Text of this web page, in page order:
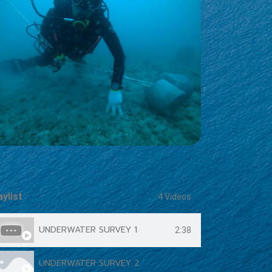
4 Videos
UNDERWATER SURVEY 1 2:38
UNDERWATER SURVEY 2